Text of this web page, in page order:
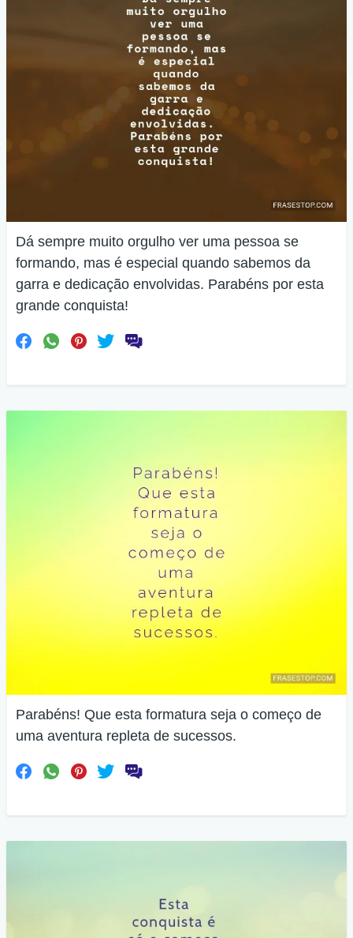
Dá sempre muito orgulho ver uma pessoa se
formando, mas é especial quando sabemos da
garra e dedicação envolvidas. Parabéns por esta
grande conquista!
Parabéns! Que esta formatura seja o começo de
uma aventura repleta de sucessos.